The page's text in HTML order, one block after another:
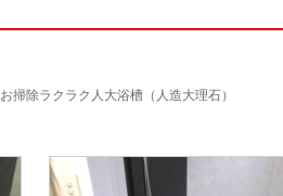
お掃除ラクラク人大浴槽（人造大理石）